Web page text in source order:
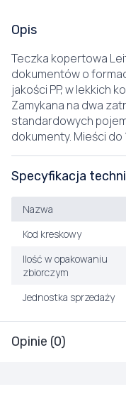
Opinie (0)
Opis
Teczka kopertowa
dokumentów o
jakości PP, w lekkich
Zamykana na dwa
standardowych
dokumenty. Mieści do
Specyfikacja
Nazwa
Kod kreskowy
Ilość w opakowaniu
zbiorczym
Jednostka sprzedaży